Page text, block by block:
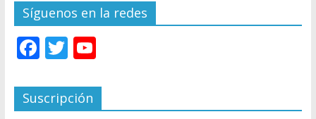
Síguenos en la redes
F
e
T
itt
Y
u
Suscripción